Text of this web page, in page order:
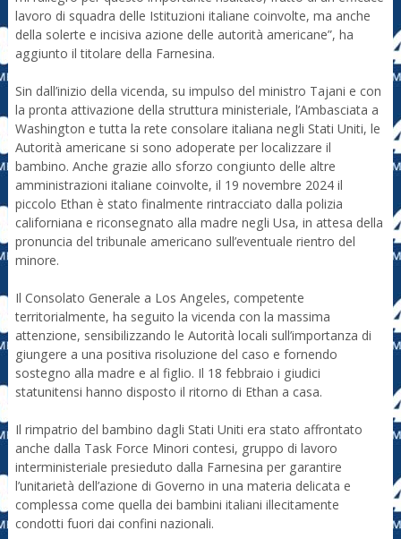
lavoro di squadra delle Istituzioni italiane coinvolte, ma anche
della solerte e incisiva azione delle autorità americane”, ha
aggiunto il titolare della Farnesina.
Sin dall’inizio della vicenda, su impulso del ministro Tajani e con
la pronta attivazione della struttura ministeriale, l’Ambasciata a
Washington e tutta la rete consolare italiana negli Stati Uniti, le
Autorità americane si sono adoperate per localizzare il
bambino. Anche grazie allo sforzo congiunto delle altre
amministrazioni italiane coinvolte, il 19 novembre 2024 il
piccolo Ethan è stato finalmente rintracciato dalla polizia
californiana e riconsegnato alla madre negli Usa, in attesa della
pronuncia del tribunale americano sull’eventuale rientro del
minore.
Il Consolato Generale a Los Angeles, competente
territorialmente, ha seguito la vicenda con la massima
attenzione, sensibilizzando le Autorità locali sull’importanza di
giungere a una positiva risoluzione del caso e fornendo
sostegno alla madre e al figlio. Il 18 febbraio i giudici
statunitensi hanno disposto il ritorno di Ethan a casa.
Il rimpatrio del bambino dagli Stati Uniti era stato affrontato
anche dalla Task Force Minori contesi, gruppo di lavoro
interministeriale presieduto dalla Farnesina per garantire
l’unitarietà dell’azione di Governo in una materia delicata e
complessa come quella dei bambini italiani illecitamente
condotti fuori dai confini nazionali.